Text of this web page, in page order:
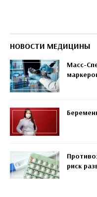
НОВОСТИ МЕДИЦИНЫ
Масс-
риск